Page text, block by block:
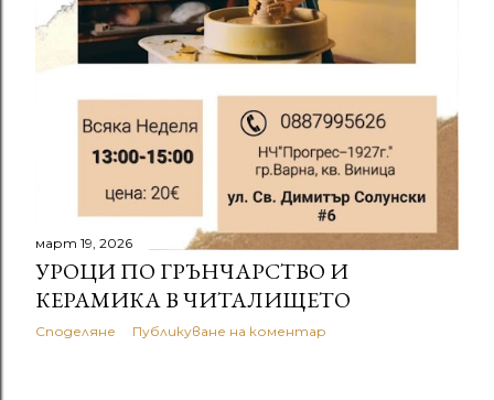
март 19, 2026
УРОЦИ ПО ГРЪНЧАРСТВО И
КЕРАМИКА В ЧИТАЛИЩЕТО
Споделяне Публикуване на коментар